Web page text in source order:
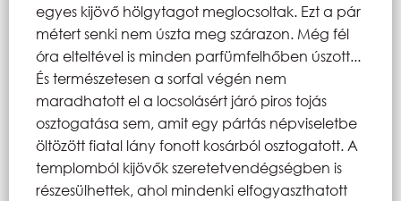
egyes kijövő hölgytagot meglocsoltak. Ezt a pár
métert senki nem úszta meg szárazon. Még fél
óra elteltével is minden parfümfelhőben úszott...
És természetesen a sorfal végén nem
maradhatott el a locsolásért járó piros tojás
osztogatása sem, amit egy pártás népviseletbe
öltözött fiatal lány fonott kosárból osztogatott. A
templomból kijövők szeretetvendégségben is
részesülhettek, ahol mindenki elfogyaszthatott